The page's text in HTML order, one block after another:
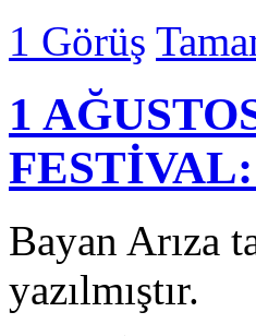
1 Görüş
1
Bayan Arıza
yazılmıştır.